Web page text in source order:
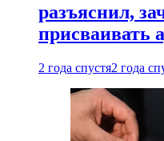
разъяснил,
присваивать
2 года спустя2 года